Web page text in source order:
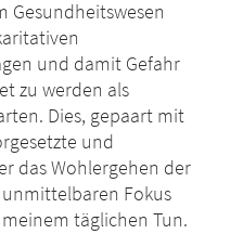
Gesundheitswesen
und damit Gefahr
zu werden als
Dies, gepaart mit
und
das Wohlergehen der
Fokus
täglichen Tun.